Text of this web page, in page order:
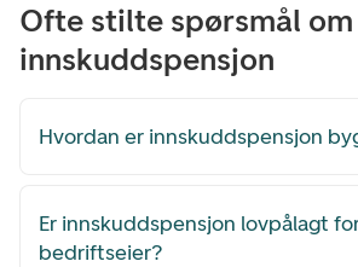
Ofte stilte spørsmål om
innskuddspensjon
Hvordan er innskuddspensjon
Er innskuddspensjon lovpålagt
bedriftseier?